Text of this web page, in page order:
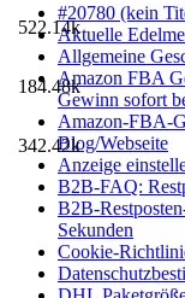
522.14k
184.48k
342.42k
#20780 (kein
Aktuelle
Allgemeine
Amazon FBA
Gewinn sofort
Amazon-FBA-
Blog/Webseite
Anzeige
B2B-FAQ:
B2B-
Sekunden
Cookie-